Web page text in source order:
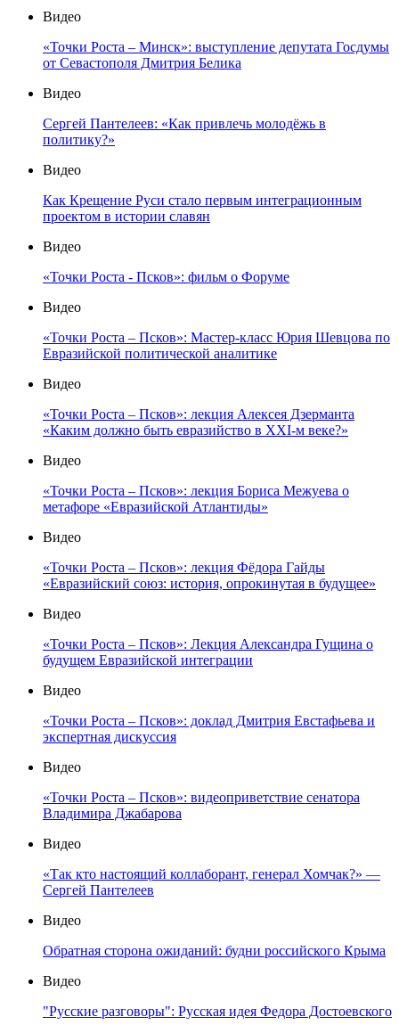
Видео
«Точки Роста – Минск»: выступление депутата Госдумы
от Севастополя Дмитрия Белика
Видео
Сергей Пантелеев: «Как привлечь молодёжь в
политику?»
Видео
Как Крещение Руси стало первым интеграционным
проектом в истории славян
Видео
«Точки Роста - Псков»: фильм о Форуме
Видео
«Точки Роста – Псков»: Мастер-класс Юрия Шевцова по
Евразийской политической аналитике
Видео
«Точки Роста – Псков»: лекция Алексея Дзерманта
«Каким должно быть евразийство в XXI-м веке?»
Видео
«Точки Роста – Псков»: лекция Бориса Межуева о
метафоре «Евразийской Атлантиды»
Видео
«Точки Роста – Псков»: лекция Фёдора Гайды
«Евразийский союз: история, опрокинутая в будущее»
Видео
«Точки Роста – Псков»: Лекция Александра Гущина о
будущем Евразийской интеграции
Видео
«Точки Роста – Псков»: доклад Дмитрия Евстафьева и
экспертная дискуссия
Видео
«Точки Роста – Псков»: видеоприветствие сенатора
Владимира Джабарова
Видео
«Так кто настоящий коллаборант, генерал Хомчак?» —
Сергей Пантелеев
Видео
Обратная сторона ожиданий: будни российского Крыма
Видео
"Русские разговоры": Русская идея Федора Достоевского